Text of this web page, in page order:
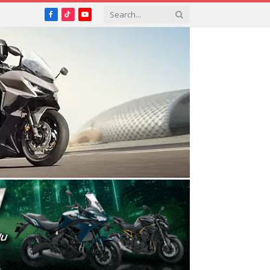
Facebook
TikTokYouTube